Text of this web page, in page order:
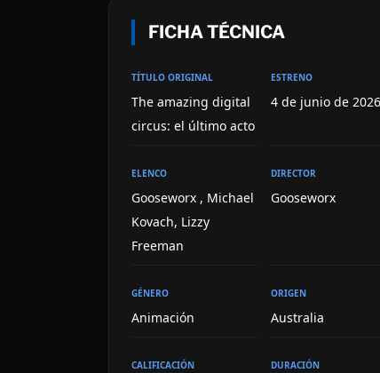
FICHA TÉCNICA
TÍTULO ORIGINAL
The amazing digital
circus: el último acto
ESTRENO
4 de junio de 2026
ELENCO
Gooseworx , Michael
Kovach, Lizzy
Freeman
DIRECTOR
Gooseworx
GÉNERO
Animación
ORIGEN
Australia
CALIFICACIÓN DURACIÓN